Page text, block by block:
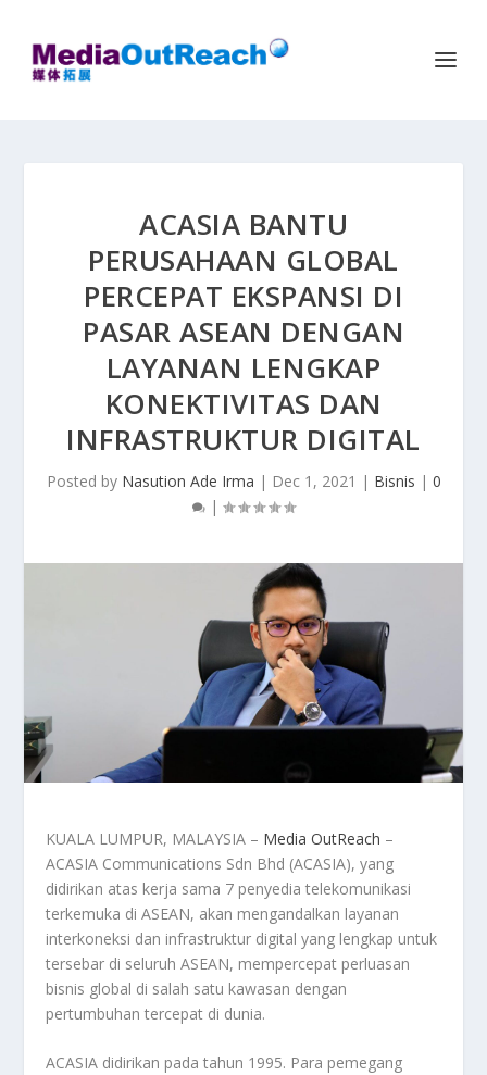
ACASIA BANTU
PERUSAHAAN GLOBAL
PERCEPAT EKSPANSI DI
PASAR ASEAN DENGAN
LAYANAN LENGKAP
KONEKTIVITAS DAN
INFRASTRUKTUR DIGITAL
Posted by Nasution Ade Irma | Dec 1, 2021 | Bisnis | 0
|
KUALA LUMPUR, MALAYSIA – Media OutReach –
ACASIA Communications Sdn Bhd (ACASIA), yang
didirikan atas kerja sama 7 penyedia telekomunikasi
terkemuka di ASEAN, akan mengandalkan layanan
interkoneksi dan infrastruktur digital yang lengkap untuk
tersebar di seluruh ASEAN, mempercepat perluasan
bisnis global di salah satu kawasan dengan
pertumbuhan tercepat di dunia.
ACASIA didirikan pada tahun 1995. Para pemegang